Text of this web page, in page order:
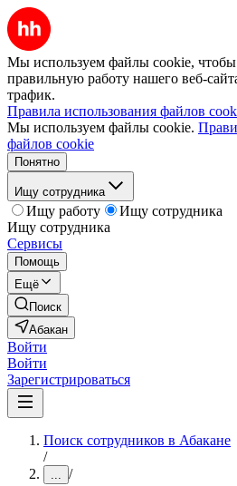
Мы используем файлы cookie, чтобы
правильную работу нашего веб-
трафик.
Правила использования файлов
Мы используем файлы cookie.
файлов cookie
Понятно
Ищу сотрудника
Ищу работу
Ищу сотрудника
Ищу сотрудника
Сервисы
Помощь
Ещё
Поиск
Абакан
Войти
Войти
Зарегистрироваться
Поиск сотрудников в Абакане
/
... /